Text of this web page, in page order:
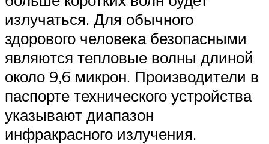
излучаться. Для обычного
здорового человека безопасными
являются тепловые волны длиной
около 9,6 микрон. Производители в
паспорте технического устройства
указывают диапазон
инфракрасного излучения.